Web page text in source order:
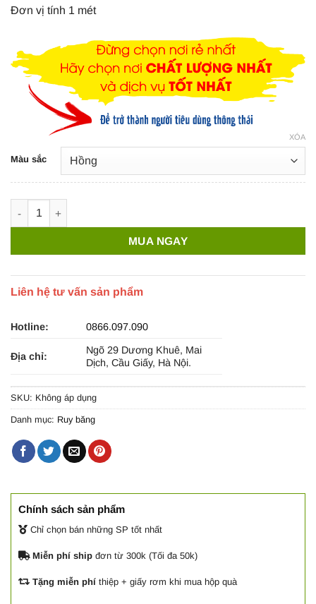
Đơn vị tính 1 mét
Màu sắc
XÓA
Ruy băng Thái 3cm Always by your side – RB36 số lượng
MUA NGAY
Liên hệ tư vấn sản phẩm
Hotline: 0866.097.090
Địa chỉ:
Ngõ 29 Dương Khuê, Mai
Dịch, Cầu Giấy, Hà Nội.
SKU: Không áp dụng
Danh mục: Ruy băng
Chính sách sản phẩm
Chỉ chọn bán những SP tốt nhất
Miễn phí ship đơn từ 300k (Tối đa 50k)
Tặng miễn phí thiệp + giấy rơm khi mua hộp quà